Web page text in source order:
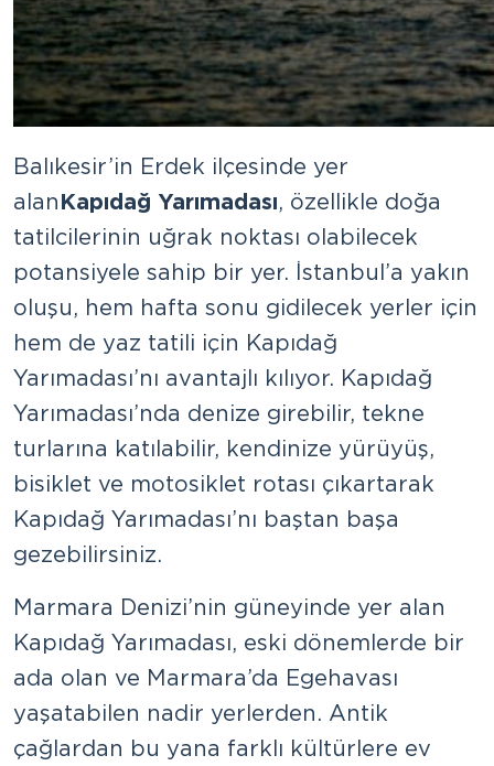
Balıkesir’in Erdek ilçesinde yer
alanKapıdağ Yarımadası, özellikle doğa
tatilcilerinin uğrak noktası olabilecek
potansiyele sahip bir yer. İstanbul’a yakın
oluşu, hem hafta sonu gidilecek yerler için
hem de yaz tatili için Kapıdağ
Yarımadası’nı avantajlı kılıyor. Kapıdağ
Yarımadası’nda denize girebilir, tekne
turlarına katılabilir, kendinize yürüyüş,
bisiklet ve motosiklet rotası çıkartarak
Kapıdağ Yarımadası’nı baştan başa
gezebilirsiniz.
Marmara Denizi’nin güneyinde yer alan
Kapıdağ Yarımadası, eski dönemlerde bir
ada olan ve Marmara’da Ege havası
yaşatabilen nadir yerlerden. Antik
çağlardan bu yana farklı kültürlere ev